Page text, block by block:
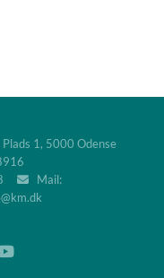
1, 5000 Odense

Mail: